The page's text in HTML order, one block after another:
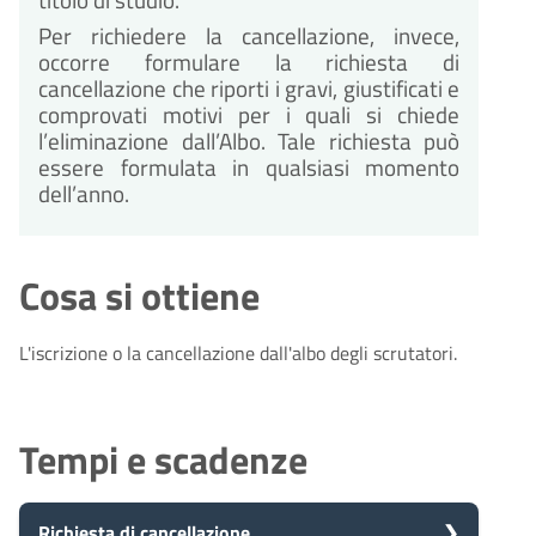
Per richiedere la cancellazione, invece,
occorre formulare la richiesta di
cancellazione che riporti i gravi, giustificati e
comprovati motivi per i quali si chiede
l’eliminazione dall’Albo. Tale richiesta può
essere formulata in qualsiasi momento
dell’anno.
Cosa si ottiene
L'iscrizione o la cancellazione dall'albo degli scrutatori.
Tempi e scadenze